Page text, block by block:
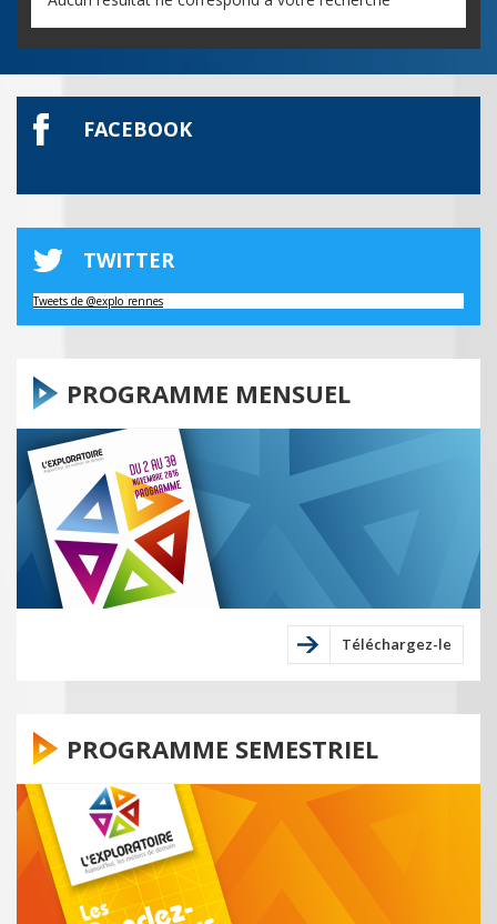
FACEBOOK
TWITTER
Tweets de @explo_rennes
PROGRAMME MENSUEL
Téléchargez-le
PROGRAMME SEMESTRIEL